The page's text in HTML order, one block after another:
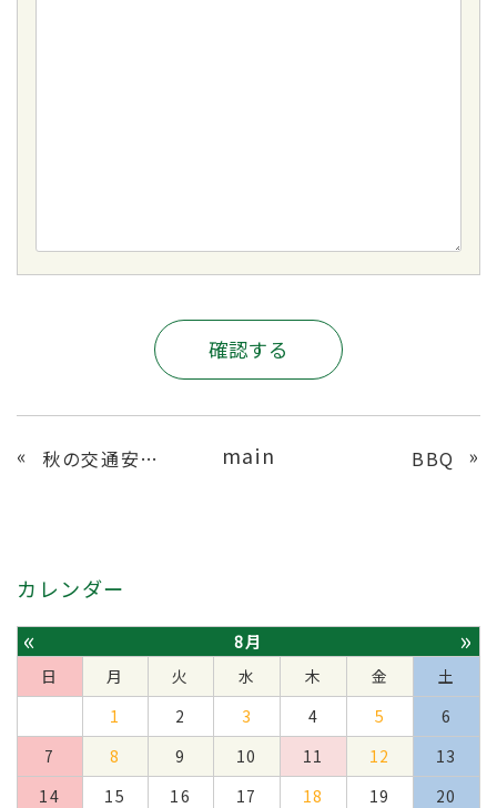
« 秋の交通安全週間 main BBQ »
カレンダー
« 8月 »
日 月 火 水 木 金
土
1
2 3 4 5
6
7
8 9 10 11 12
13
14
15 16 17 18 19
20